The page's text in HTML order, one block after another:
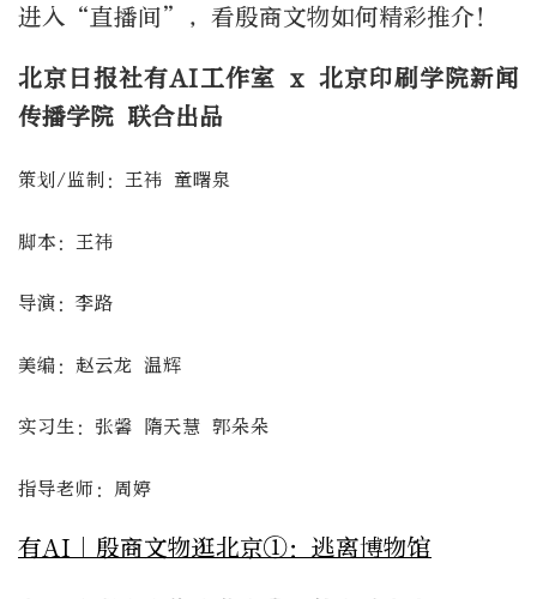
进入“直播间”，看殷商文物如何精彩推介！
北京日报社有AI工作室 x 北京印刷学院新闻
传播学院 联合出品
策划/监制：王祎 童曙泉
脚本：王祎
导演：李路
美编：赵云龙 温辉
实习生：张馨 隋天慧 郭朵朵
指导老师：周婷
有AI｜殷商文物逛北京①：逃离博物馆